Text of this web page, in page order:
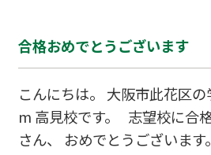
電話ください。 小学１年生
～3年生、高校１年生～３年
予防法などをご説明・お声
ます。 ○石けん・水による、
（およびアルコールによる
予防のため、トイレに共用タ
せん。各自のハンカチか、手
パータオルをご使用頂いて
合格おめでとうございます
こんにちは。 大阪市此花区
m 高見校です。 志望校に合
さん、 おめでとうございま